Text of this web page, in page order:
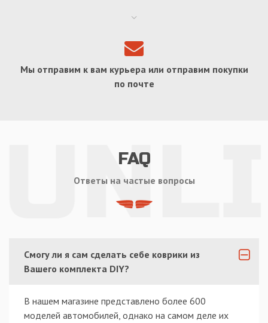
Мы отправим к вам курьера или отправим покупки
по почте
FAQ
Ответы на частые вопросы
Смогу ли я сам сделать себе коврики из
Вашего комплекта DIY?
В нашем магазине представлено более 600
моделей автомобилей, однако на самом деле их